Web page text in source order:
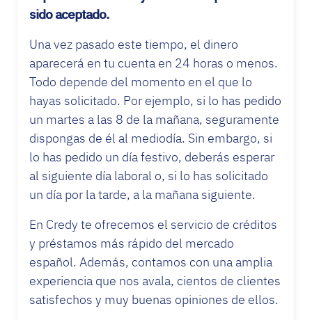
sido aceptado.
Una vez pasado este tiempo, el dinero
aparecerá en tu cuenta en 24 horas o menos.
Todo depende del momento en el que lo
hayas solicitado. Por ejemplo, si lo has pedido
un martes a las 8 de la mañana, seguramente
dispongas de él al mediodía. Sin embargo, si
lo has pedido un día festivo, deberás esperar
al siguiente día laboral o, si lo has solicitado
un día por la tarde, a la mañana siguiente.
En Credy te ofrecemos el servicio de créditos
y préstamos más rápido del mercado
español. Además, contamos con una amplia
experiencia que nos avala, cientos de clientes
satisfechos y muy buenas opiniones de ellos.